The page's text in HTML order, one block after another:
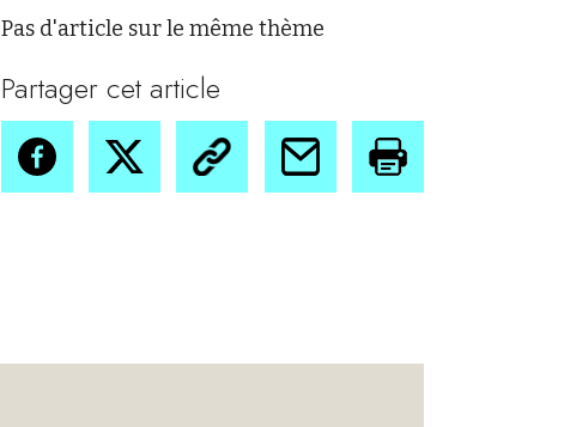
Pas d'article sur le même thème
Partager cet article